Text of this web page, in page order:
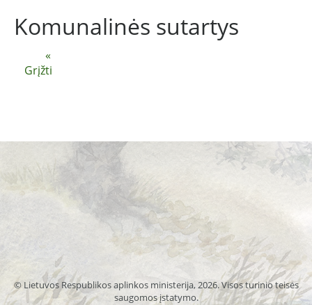
«
Grįžti
Komunalinės sutartys
© Lietuvos Respublikos aplinkos ministerija, 2026. Visos turinio teisės
saugomos įstatymo.